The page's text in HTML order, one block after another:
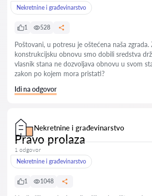
Nekretnine i građevinarstvo
1 528
Poštovani, u potresu je oštećena naša zgrada.
konstrukcijsku obnovu smo dobili sredstva
vlasnik stana ne dozvoljava obnovu u svom
zakon po kojem mora pristati?
Idi na odgovor
Nekretnine i građevinarstvo
Pravo prolaza
1 odgovor
Nekretnine i građevinarstvo
1 1048